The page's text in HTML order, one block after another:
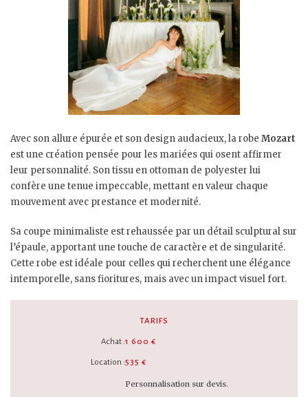
Avec son allure épurée et son design audacieux, la robe Mozart
est une création pensée pour les mariées qui osent affirmer
leur personnalité. Son tissu en ottoman de polyester lui
confère une tenue impeccable, mettant en valeur chaque
mouvement avec prestance et modernité.
Sa coupe minimaliste est rehaussée par un détail sculptural sur
l’épaule, apportant une touche de caractère et de singularité.
Cette robe est idéale pour celles qui recherchent une élégance
intemporelle, sans fioritures, mais avec un impact visuel fort.
TARIFS
Achat :
Location :
1 600 €
535 €
Personnalisation sur devis.